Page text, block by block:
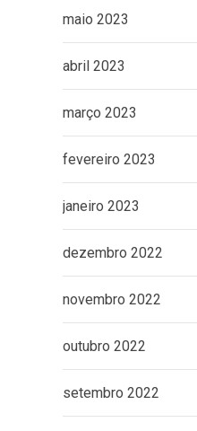
maio 2023
abril 2023
março 2023
fevereiro 2023
janeiro 2023
dezembro 2022
novembro 2022
outubro 2022
setembro 2022